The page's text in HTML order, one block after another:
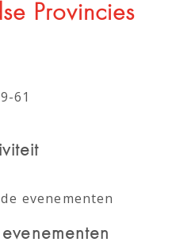
Provincies
61
evenementen